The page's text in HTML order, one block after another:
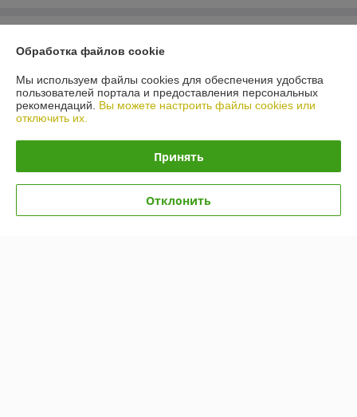
Доставка и оплата
Полная версия сайта
Обработка файлов cookie
Мы используем файлы cookies для обеспечения удобства
пользователей портала и предоставления персональных
рекомендаций. Вы можете настроить файлы cookies или
отключить их.
Принять
Отклонить